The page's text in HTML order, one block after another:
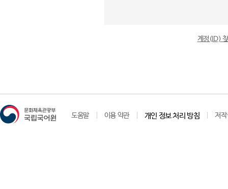
계정(ID)
도움말 이용 약관 개인 정보 처리 방침 저